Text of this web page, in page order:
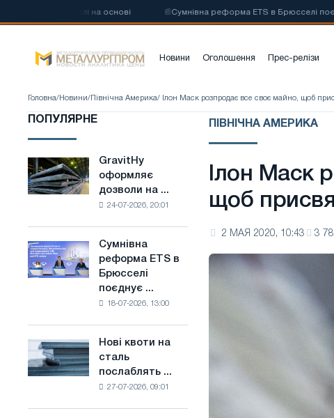
сталі на основі Сумнівна реформа ETS в Брюсселі поєднує
Новини Оголошення Прес-релізи
Головна/ Новини/ Північна Америка/ Ілон Маск розпродає все своє майно, щоб
ПОПУЛЯРНЕ
GravitHy
оформляє
дозволи
з
виробництва
низьковуглецевої
основі
водню
Франції
GravitHy
оформляє
дозволи на ...
24-07-2026, 20:01
Сумнівна
реформа
ETS
обмеження
з
боротьбі
Сумнівна
реформа ETS в
Брюсселі
поєднує ...
18-07-2026, 13:00
Нові
квоти
на
Нові квоти на
сталь
послаблять ...
27-07-2026, 09:01
ПІВНІЧНА АМЕРИКА
Ілон Маск
щоб
2 МАЯ 2020, 10:43 3